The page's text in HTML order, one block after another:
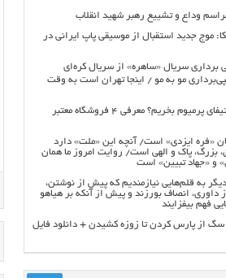
موج جدید استقبال از موسیقی پاپ ایرانی در
برداری سریال «ساهره» از سریال کره‌ای
مو به مو / اینجا تهران است به وقت
از کجا اکانت اسپاتیفای پرمیوم بخریم؟ معرفی ۴ فروشگاه معتبر
«فره ایزدی» است/ آنچه این «ملت» دارد
بزرگ، پاک و الهی است/ روایت امروز ما همان
و «جهاد تبیین» است
به قلم‌هایی نیازمندیم که پیش از نوشتن،
داوری، انصاف بورزند و پیش از آنکه بر هیاهو
فهم بیفزایند
سگ از پارس کردن تا زوزه کشیدن + دانلود فایل